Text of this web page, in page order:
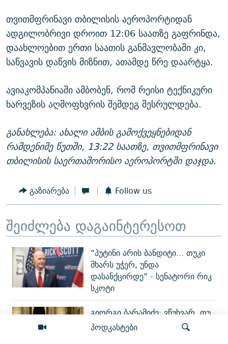
პოდკასტები
თვითმფრინავი თბილისის აეროპორტიდან
ადგილობრივი დროით 12:06 საათზე გაფრინდა,
დაახლოებით ერთი საათის განმავლობაში კი,
საწვავის დაწვის მიზნით, ათამდე წრე დაარტყა.
ავიაკომპანიაში ამბობენ, რომ რეისი ტექნიკური
ხარვეზის აღმოფხვრის შემდეგ შესრულდება.
განახლება: ახალი ამბის გამოქვეყნებიდან
რამდენიმე წუთში, 13:22 საათზე, თვითმფრინავი
თბილისის საერთაშორისო აეროპორტში დაჯდა.
გაზიარება Follow us
შეიძლება დაგაინტერესოთ
“პუტინი არის ბანდიტი... თუკი
მხარს უჭერ, უნდა
დასანქცირდე” - სენატორი რიკ
სკოტი
გიორგი ბარამიძე: ვწუხვარ, თუ
პროპაგანდის წყალობით ჩემი
ნათქვამი პატრიოტებმა